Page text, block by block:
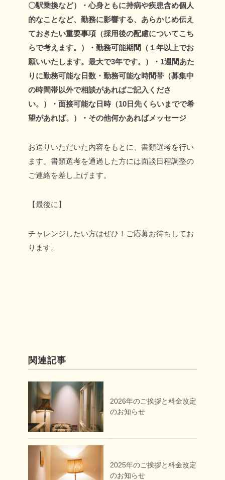
〇駅乗換など）
・心身ともに持病や疾患含め個人
的なことなど、勤務に影響する、あらかじめ伝え
ておきたい重要事項 （採用後の配慮についてこち
らで考えます。）
・勤務可能期間（１年以上でお
願いいたします。最大で3年です。）
・1週間あた
りに勤務可能な日数 ・勤務可能な時間帯（募集中
の時間帯以外で相談があればご記入くださ
い。）
・面接可能な日時（10日先くらいまでで希
望があれば。）
・その他何かあればメッセージ
お送りいただいた内容をもとに、書類選考を行い
ます。書類選考を通過した方には面談日程調整の
ご連絡を差し上げます。
【最後に】
チャレンジしたい方はぜひ！ご応募お待ちしてお
ります。
関連記事
2026年のご挨拶と料金改定
のお知らせ
2025年のご挨拶と料金改定
のお知らせ